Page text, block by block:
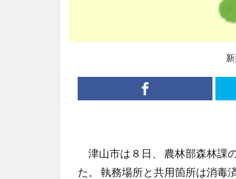
津山市は８日、 農林部森林課
た。 執務場所と共用箇所は消毒